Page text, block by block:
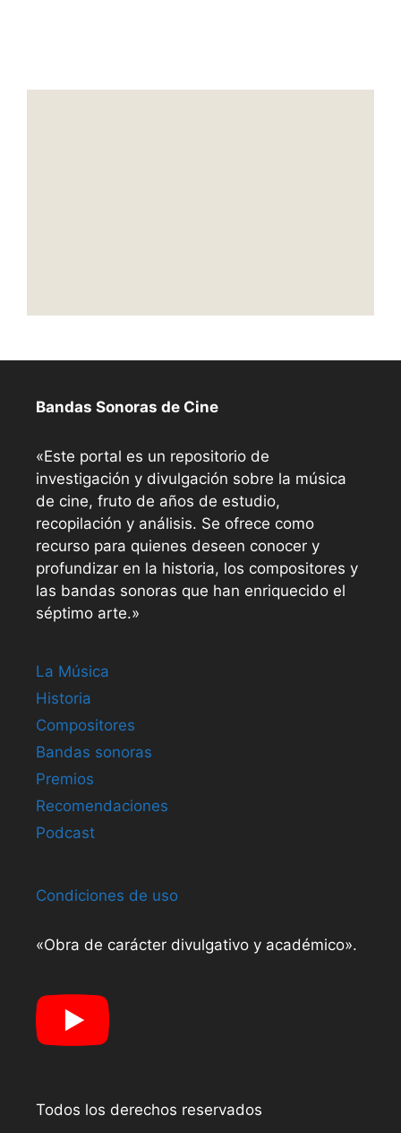
Bandas Sonoras de Cine
«Este portal es un repositorio de
investigación y divulgación sobre la música
de cine, fruto de años de estudio,
recopilación y análisis. Se ofrece como
recurso para quienes deseen conocer y
profundizar en la historia, los compositores y
las bandas sonoras que han enriquecido el
séptimo arte.»
La Música
Historia
Compositores
Bandas sonoras
Premios
Recomendaciones
Podcast
Condiciones de uso
«Obra de carácter divulgativo y académico».
Todos los derechos reservados